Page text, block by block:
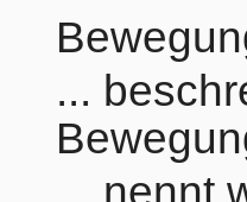
...
... nennt